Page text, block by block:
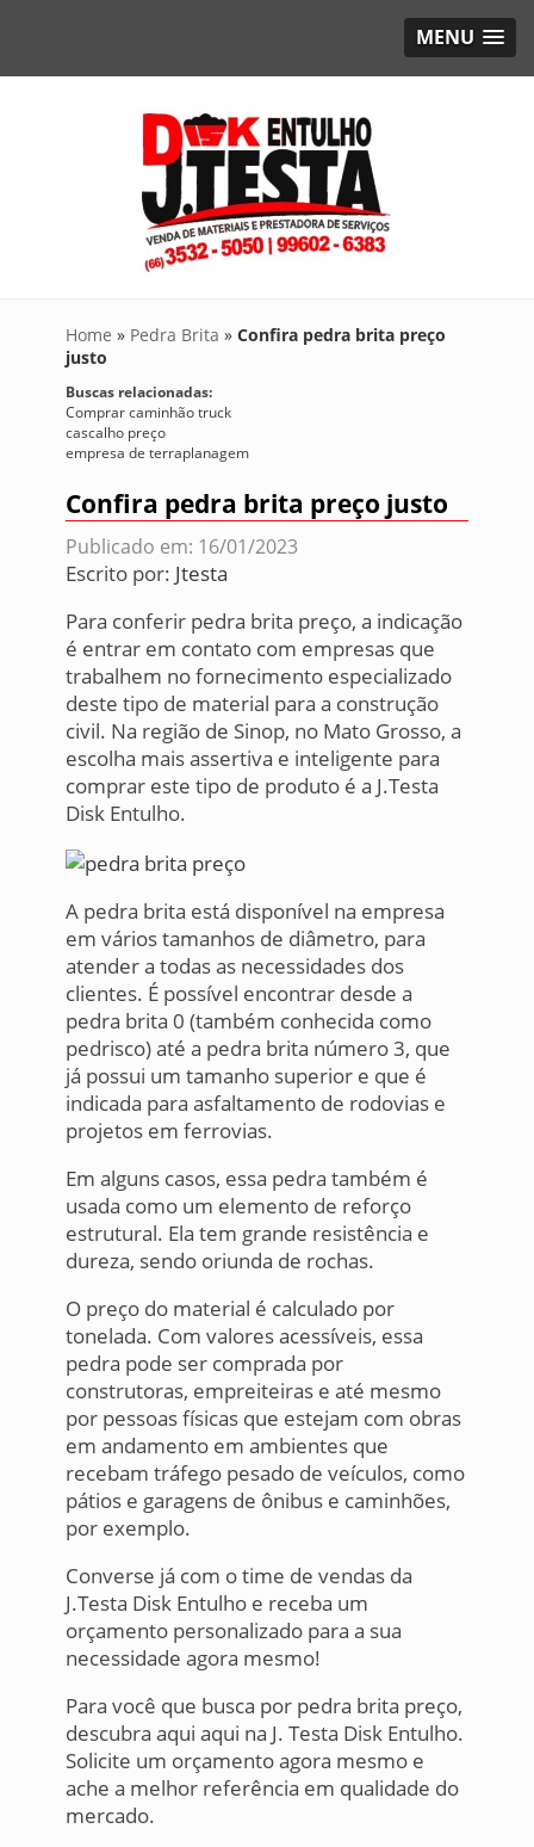
MENU
Home » Pedra Brita » Confira pedra brita preço
justo
Buscas relacionadas:
Comprar caminhão truck
cascalho preço
empresa de terraplanagem
Confira pedra brita preço justo
Publicado em: 16/01/2023
Escrito por: Jtesta
Para conferir pedra brita preço, a indicação
é entrar em contato com empresas que
trabalhem no fornecimento especializado
deste tipo de material para a construção
civil. Na região de Sinop, no Mato Grosso, a
escolha mais assertiva e inteligente para
comprar este tipo de produto é a J.Testa
Disk Entulho.
A pedra brita está disponível na empresa
em vários tamanhos de diâmetro, para
atender a todas as necessidades dos
clientes. É possível encontrar desde a
pedra brita 0 (também conhecida como
pedrisco) até a pedra brita número 3, que
já possui um tamanho superior e que é
indicada para asfaltamento de rodovias e
projetos em ferrovias.
Em alguns casos, essa pedra também é
usada como um elemento de reforço
estrutural. Ela tem grande resistência e
dureza, sendo oriunda de rochas.
O preço do material é calculado por
tonelada. Com valores acessíveis, essa
pedra pode ser comprada por
construtoras, empreiteiras e até mesmo
por pessoas físicas que estejam com obras
em andamento em ambientes que
recebam tráfego pesado de veículos, como
pátios e garagens de ônibus e caminhões,
por exemplo.
Converse já com o time de vendas da
J.Testa Disk Entulho e receba um
orçamento personalizado para a sua
necessidade agora mesmo!
Para você que busca por pedra brita preço,
descubra aqui aqui na J. Testa Disk Entulho.
Solicite um orçamento agora mesmo e
ache a melhor referência em qualidade do
mercado.